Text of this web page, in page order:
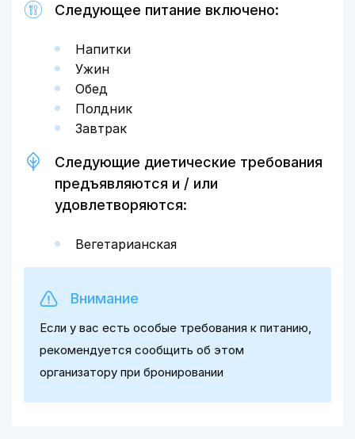
Следующее питание включено:
Напитки
Ужин
Обед
Полдник
Завтрак
Следующие диетические требования
предъявляются и / или
удовлетворяются:
Вегетарианская
Внимание
Если у вас есть особые требования к питанию,
рекомендуется сообщить об этом
организатору при бронировании